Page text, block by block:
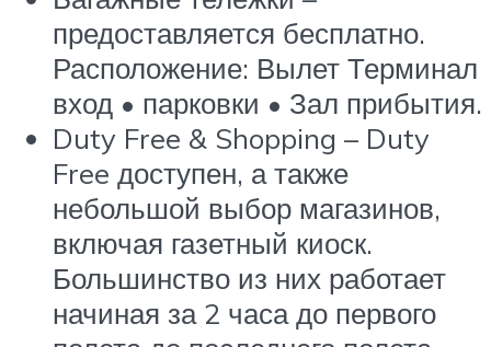
предоставляется бесплатно.
Расположение: Вылет Терминал
вход • парковки • Зал прибытия.
Duty Free & Shopping – Duty
Free доступен, а также
небольшой выбор магазинов,
включая газетный киоск.
Большинство из них работает
начиная за 2 часа до первого